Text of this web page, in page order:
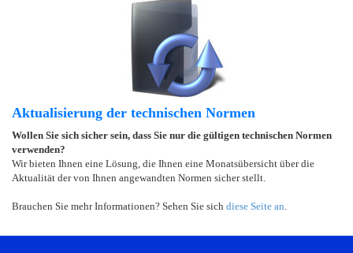
Aktualisierung der technischen Normen
Wollen Sie sich sicher sein, dass Sie nur die gültigen technischen Normen
verwenden?
Wir bieten Ihnen eine Lösung, die Ihnen eine Monatsübersicht über die
Aktualität der von Ihnen angewandten Normen sicher stellt.
Brauchen Sie mehr Informationen? Sehen Sie sich diese Seite an